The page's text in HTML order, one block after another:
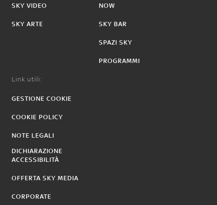
SKY VIDEO
SKY ARTE
NOW
SKY BAR
SPAZI SKY
PROGRAMMI
Link utili:
GESTIONE COOKIE
COOKIE POLICY
NOTE LEGALI
DICHIARAZIONE
ACCESSIBILITÀ
OFFERTA SKY MEDIA
CORPORATE